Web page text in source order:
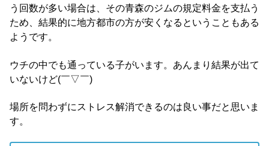
う回数が多い場合は、その青森のジムの規定料金を支払う
ため、結果的に地方都市の方が安くなるということもある
ようです。
ウチの中でも通っている子がいます。あんまり結果が出て
いないけど(￣▽￣)
場所を問わずにストレス解消できるのは良い事だと思いま
す。